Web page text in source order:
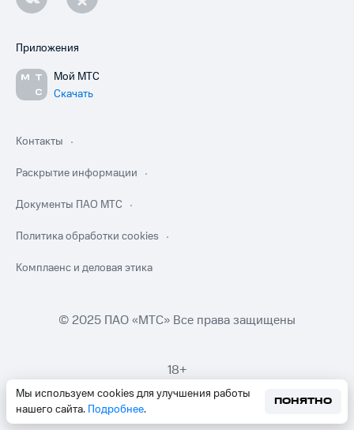
Мы используем cookies для улучшения работы
нашего сайта. Подробнее.
ПОНЯТНО
Приложения
Мой МТС
Скачать
Контакты
Раскрытие информации
Документы ПАО МТС
Политика обработки cookies
Комплаенс и деловая этика
© 2025 ПАО «МТС» Все права защищены
18+